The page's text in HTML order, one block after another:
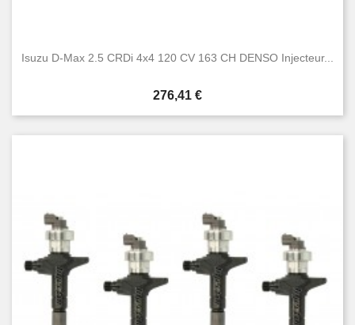
Isuzu D-Max 2.5 CRDi 4x4 120 CV 163 CH DENSO Injecteur...
Prix
276,41 €